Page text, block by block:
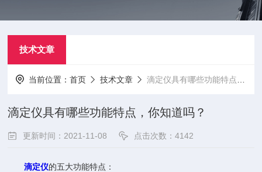
技术文章
当前位置：首页 技术文章 滴定仪具有哪些功能特点，你知道吗？
滴定仪具有哪些功能特点，你知道吗？
更新时间：2021-11-08 点击次数：4142
滴定仪的五大功能特点：